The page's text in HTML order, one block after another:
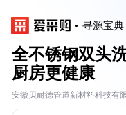
寻源宝典
全不锈钢双头
厨房更健康
安徽贝耐德管道新材料科技有